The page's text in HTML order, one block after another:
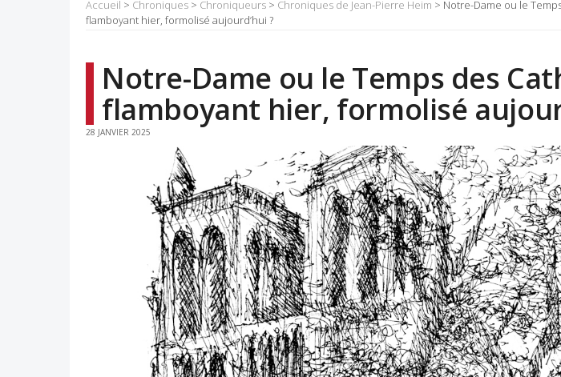
Accueil > Chroniques > Chroniqueurs > Chroniques de Jean-Pierre Heim > Notre-Dame ou le
flamboyant hier, formolisé aujourd’hui ?
Notre-Dame ou le Temps des
flamboyant hier, formolisé
28 JANVIER 2025